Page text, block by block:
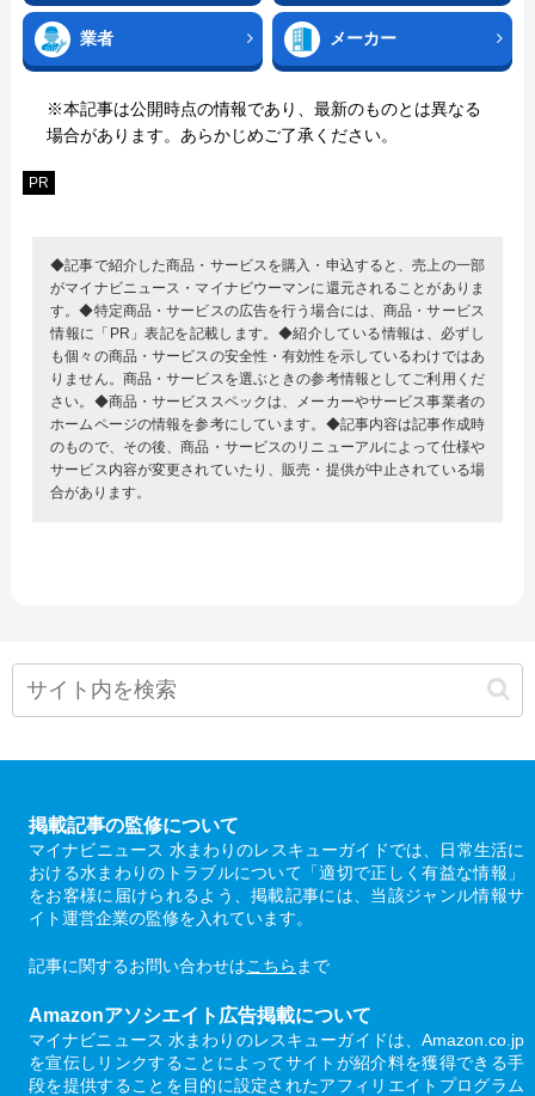
業者 メーカー
※本記事は公開時点の情報であり、最新のものとは異なる
場合があります。あらかじめご了承ください。
PR
◆記事で紹介した商品・サービスを購入・申込すると、売上の一部
がマイナビニュース・マイナビウーマンに還元されることがありま
す。◆特定商品・サービスの広告を行う場合には、商品・サービス
情報に「PR」表記を記載します。◆紹介している情報は、必ずし
も個々の商品・サービスの安全性・有効性を示しているわけではあ
りません。商品・サービスを選ぶときの参考情報としてご利用くだ
さい。◆商品・サービススペックは、メーカーやサービス事業者の
ホームページの情報を参考にしています。◆記事内容は記事作成時
のもので、その後、商品・サービスのリニューアルによって仕様や
サービス内容が変更されていたり、販売・提供が中止されている場
合があります。
掲載記事の監修について
マイナビニュース 水まわりのレスキューガイドでは、日常生活に
おける水まわりのトラブルについて「適切で正しく有益な情報」
をお客様に届けられるよう、掲載記事には、当該ジャンル情報サ
イト運営企業の監修を入れています。
記事に関するお問い合わせはこちら まで
Amazonアソシエイト広告掲載について
マイナビニュース 水まわりのレスキューガイドは、Amazon.co.jp
を宣伝しリンクすることによってサイトが紹介料を獲得できる手
段を提供することを目的に設定されたアフィリエイトプログラム